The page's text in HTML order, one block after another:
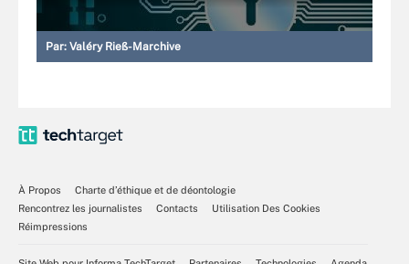
Par: Valéry Rieß-Marchive
À Propos
Charte d’éthique et de déontologie
Rencontrez les journalistes
Contacts
Utilisation Des Cookies
Réimpressions